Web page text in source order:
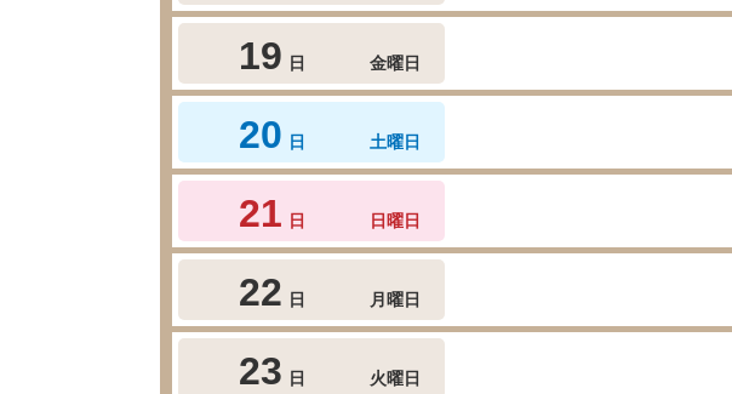
19 日 金曜日
20 日 土曜日
21 日 日曜日
22 日 月曜日
23 日 火曜日